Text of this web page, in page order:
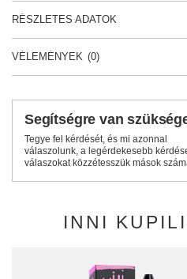
RÉSZLETES ADATOK
VÉLEMÉNYEK (0)
Segítségre van
Tegye fel kérdését, és mi azonnal
válaszolunk, a legérdekesebb
válaszokat közzétesszük mások
INNI